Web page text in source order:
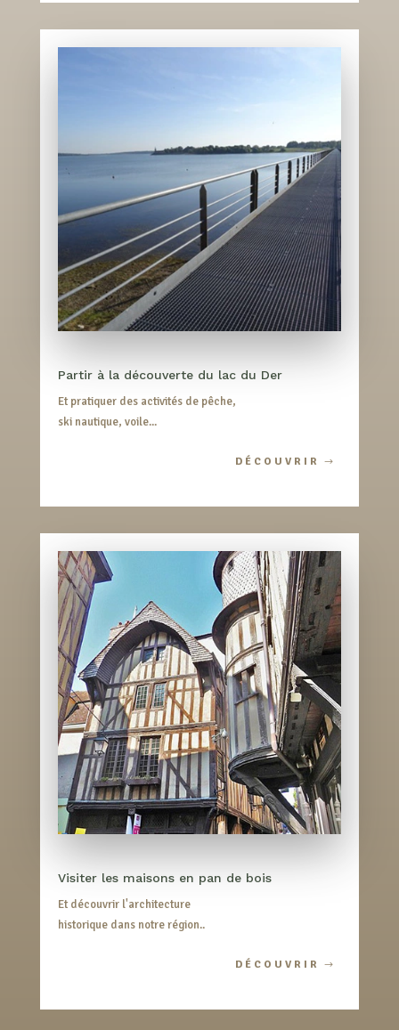
Partir à la découverte du lac du Der
Et pratiquer des activités de pêche,
ski nautique, voile...
DÉCOUVRIR
Visiter les maisons en pan de bois
Et découvrir l'architecture
historique dans notre région..
DÉCOUVRIR